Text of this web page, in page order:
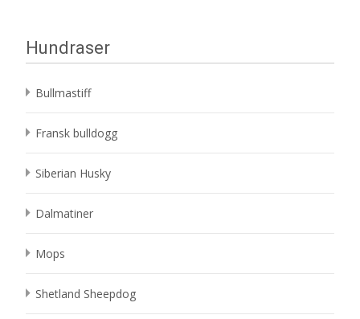
Hundraser
Bullmastiff
Fransk bulldogg
Siberian Husky
Dalmatiner
Mops
Shetland Sheepdog